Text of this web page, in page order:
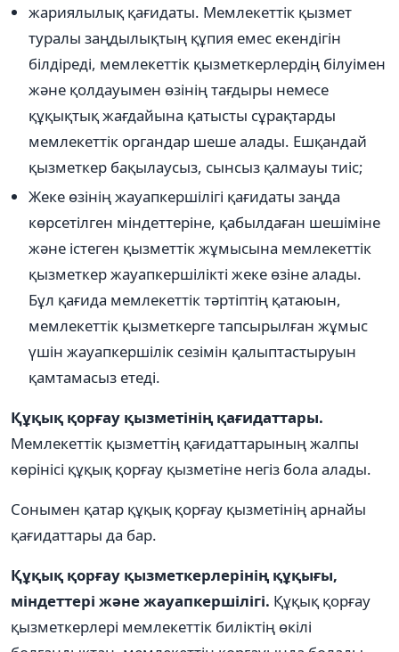
жариялылық қағидаты. Мемлекеттік қызмет
туралы заңдылықтың құпия емес екендігін
білдіреді, мемлекеттік қызметкерлердің білуімен
және қолдауымен өзінің тағдыры немесе
құқықтық жағдайына қатысты сұрақтарды
мемлекеттік органдар шеше алады. Ешқандай
қызметкер бақылаусыз, сынсыз қалмауы тиіс;
Жеке өзінің жауапкершілігі қағидаты заңда
көрсетілген міндеттеріне, қабылдаған шешіміне
және істеген қызметтік жұмысына мемлекеттік
қызметкер жауапкершілікті жеке өзіне алады.
Бұл қағида мемлекеттік тәртіптің қатаюын,
мемлекеттік қызметкерге тапсырылған жұмыс
үшін жауапкершілік сезімін қалыптастыруын
қамтамасыз етеді.
Құқық қорғау қызметінің қағидаттары.
Мемлекеттік қызметтің қағидаттарының жалпы
көрінісі құқық қорғау қызметіне негіз бола алады.
Сонымен қатар құқық қорғау қызметінің арнайы
қағидаттары да бар.
Құқық қорғау қызметкерлерінің құқығы,
міндеттері және жауапкершілігі. Құқық қорғау
қызметкерлері мемлекеттік биліктің өкілі